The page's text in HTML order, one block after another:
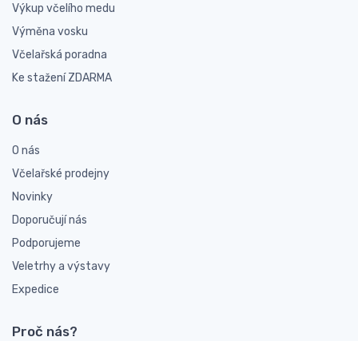
Výkup včelího medu
Výměna vosku
Včelařská poradna
Ke stažení ZDARMA
O nás
O nás
Včelařské prodejny
Novinky
Doporučují nás
Podporujeme
Veletrhy a výstavy
Expedice
Proč nás?